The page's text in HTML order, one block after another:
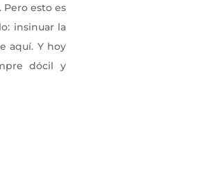
esto es
insinuar la
aquí. Y hoy
dócil y